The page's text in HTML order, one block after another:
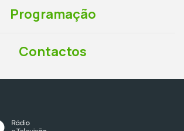
Programação
Contactos